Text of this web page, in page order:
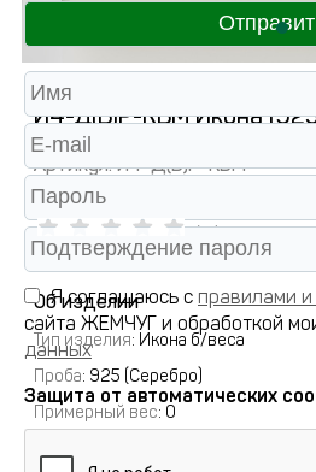
И4-Д(Б)Р-КБМ Икона
Артикул:И4-Д(Б)Р-КБМ
( 0 )
Об изделии
Тип изделия: Икона б/веса
Проба: 925 (Серебро)
Примерный вес: 0
Я соглашаюсь с правилами
сайта ЖЕМЧУГ и обработкой
данных
Защита от автоматических